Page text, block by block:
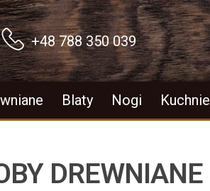
+48 788 350 039
Blaty Nogi Kuchnie
DREWNIANE